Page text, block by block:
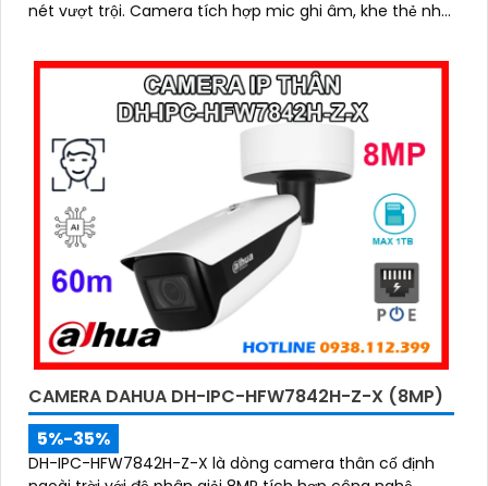
nét vượt trội. Camera tích hợp mic ghi âm, khe thẻ nhớ
giúp lắp đặt dễ dàng, tiết kiệm chi phí
CAMERA DAHUA DH-IPC-HFW7842H-Z-X (8MP)
5%-35%
DH-IPC-HFW7842H-Z-X là dòng camera thân cố định